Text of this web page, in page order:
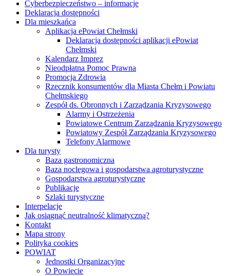
Baza gastronomiczna
Baza noclegowa i gospodarstwa agroturystyczne
Gospodarstwa agroturystyczne
Publikacje
Szlaki turystyczne
Jak osiągnąć neutralność klimatyczną?
Kontakt
Mapa strony
Polityka cookies
POWIAT
Jednostki Organizacyjne
O Powiecie
Charakterystyka Powiatu
Gminy Powiatu
Historia
Powiatowe Służby, Inspekcje i Straże
PROJEKTY
e-Geodezja – cyfrowy zasób geodezyjny
województwa lubelskiego
„e-Geodezja II – uzupełnienie cyfrowego
lubelskiego”
powiatowej Nr 1719L, gm. Wierzbica